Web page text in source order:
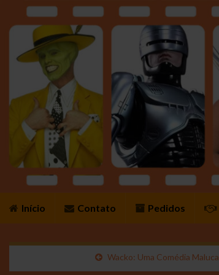
Início Contato Pedidos
Wacko: Uma Comédia